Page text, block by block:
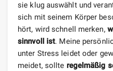
sie klug auswählt und
sich mit seinem Körper
hört, wird schnell merken,
sinnvoll ist. Meine
unter Stress leidet oder
meidet, sollte regelmäßig